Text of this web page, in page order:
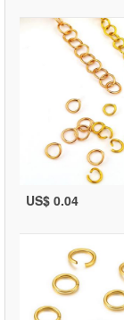
US$ 0.04